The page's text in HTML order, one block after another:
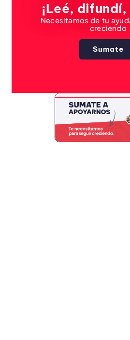
¡Leé,
Necesitamos de tu
creciendo
Sumate